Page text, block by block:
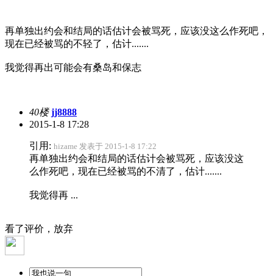
再单独出约会和结局的话估计会被骂死，应该没这么作死吧，
现在已经被骂的不轻了，估计.......
我觉得再出可能会有桑岛和保志
40楼 jj8888
2015-1-8 17:28
引用: hizame 发表于 2015-1-8 17:22
再单独出约会和结局的话估计会被骂死，应该没这
么作死吧，现在已经被骂的不清了，估计.......
我觉得再 ...
看了评价，放弃